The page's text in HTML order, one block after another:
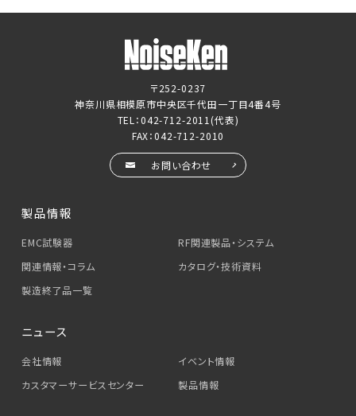
〒252-0237
神奈川県相模原市中央区千代田一丁目4番4号
TEL：042-712-2011 (代表)
FAX：042-712-2010
お問い合わせ
製品情報
EMC試験器
RF関連製品・システム
関連情報・コラム
カタログ・技術資料
製造終了品一覧
ニュース
会社情報
イベント情報
カスタマーサービス センター 製品情報